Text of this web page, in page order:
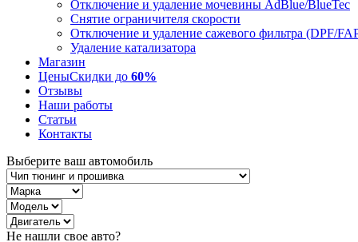
Отключение и удаление мочевины AdBlue/BlueTec
Снятие ограничителя скорости
Отключение и удаление сажевого фильтра (DPF/
Удаление катализатора
Магазин
ЦеныСкидки до 60%
Отзывы
Наши работы
Статьи
Контакты
Выберите ваш автомобиль
Не нашли свое авто?